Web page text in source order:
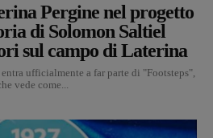
Pergine nel progetto
di Solomon Saltiel
sul campo di Laterina
ufficialmente a far parte di "Footsteps",
vede come...